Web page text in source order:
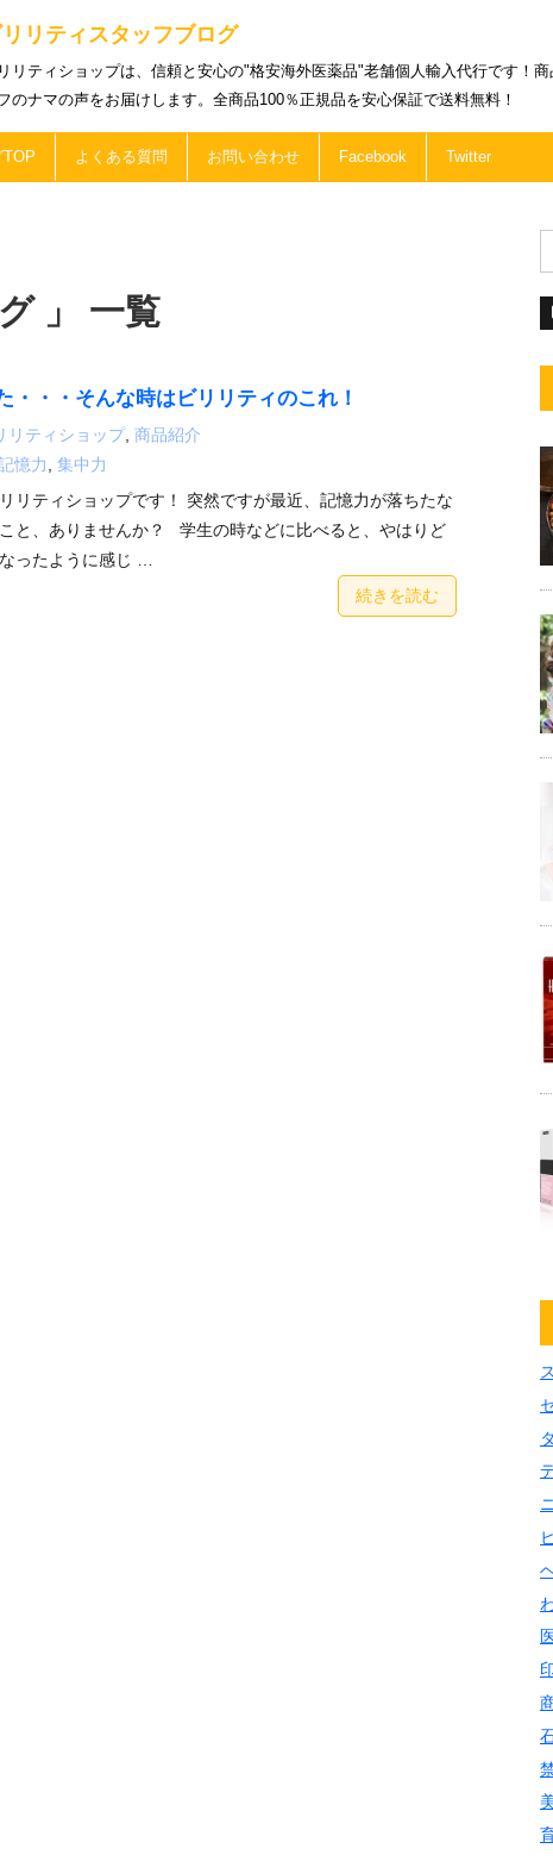
リリティスタッフブログ
リティショップは、信頼と安心の"格安海外医薬品"老舗個人輸入代行です！
のナマの声をお届けします。全商品100％正規品を安心保証で送料無料！
TOP よくある質問 お問い合わせ Facebook Twitter
」 一覧
・・・そんな時はビリリティのこれ！
リティショップ, 商品紹介
憶力
集中力
リティショップです！ 突然ですが最近、記憶力が落ちたな
と、ありませんか？ 学生の時などに比べると、やはりど
ったように感じ …
続きを読む